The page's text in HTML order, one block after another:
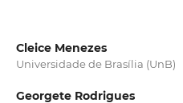
Cleice Menezes
Universidade de Brasília (UnB)
Georgete Rodrigues